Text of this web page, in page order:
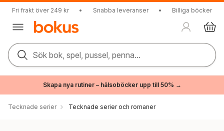
Fri frakt över 249 kr • Snabba leveranser • Billiga böcker
Sök bok, spel, pussel, penna...
Skapa nya rutiner – hälsoböcker upp till 50% →
Tecknade serier Tecknade serier och romaner